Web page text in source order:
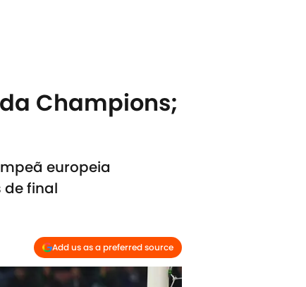
Champions;
europeia
de final
Add us as a preferred source